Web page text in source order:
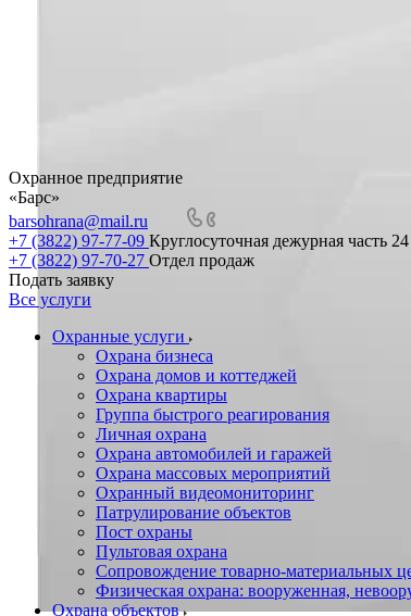
Охранное предприятие
«Барс»
barsohrana@mail.ru
+7 (3822) 97-77-09 Круглосуточная дежурная часть 24
+7 (3822) 97-70-27 Отдел продаж
Подать заявку
Все услуги
Охранные услуги
Охрана бизнеса
Охрана домов и коттеджей
Охрана квартиры
Группа быстрого реагирования
Личная охрана
Охрана автомобилей и гаражей
Охрана массовых мероприятий
Охранный видеомониторинг
Патрулирование объектов
Пост охраны
Пультовая охрана
Сопровождение товарно-материальных
Физическая охрана: вооруженная,
Охрана объектов